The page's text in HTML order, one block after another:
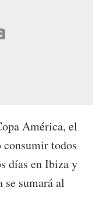
América, el
consumir todos
días en Ibiza y
se sumará al